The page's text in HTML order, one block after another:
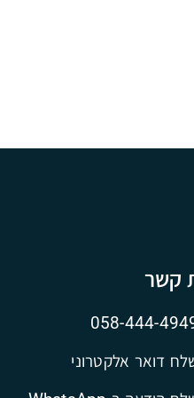
קשר
058-444-
דואר אלקטרוני